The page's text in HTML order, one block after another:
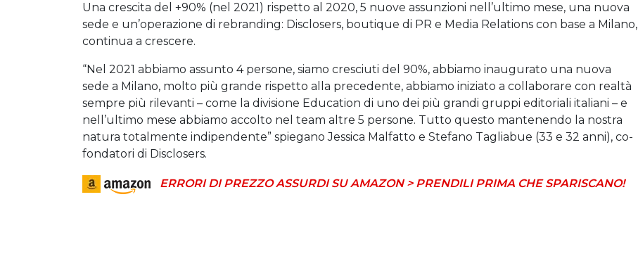
Una crescita del +90% (nel 2021) rispetto al 2020, 5 nuove assunzioni nell’ultimo mese, una nuova
sede e un’operazione di rebranding: Disclosers, boutique di PR e Media Relations con base a Milano,
continua a crescere.
“Nel 2021 abbiamo assunto 4 persone, siamo cresciuti del 90%, abbiamo inaugurato una nuova
sede a Milano, molto più grande rispetto alla precedente, abbiamo iniziato a collaborare con realtà
sempre più rilevanti – come la divisione Education di uno dei più grandi gruppi editoriali italiani – e
nell’ultimo mese abbiamo accolto nel team altre 5 persone. Tutto questo mantenendo la nostra
natura totalmente indipendente” spiegano Jessica Malfatto e Stefano Tagliabue (33 e 32 anni), co-
fondatori di Disclosers.
ERRORI DI PREZZO ASSURDI SU AMAZON > PRENDILI PRIMA CHE SPARISCANO!